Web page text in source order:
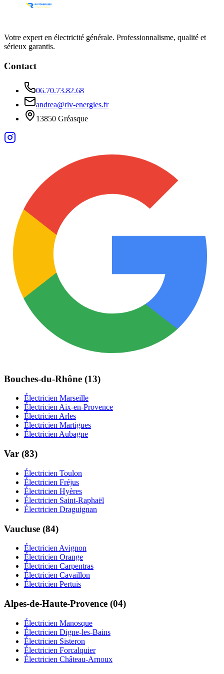
Votre expert en électricité générale. Professionnalisme, qualité et
sérieux garantis.
Contact
06.70.73.82.68
andrea@riv-energies.fr
13850 Gréasque
Bouches-du-Rhône (13)
Électricien Marseille
Électricien Aix-en-Provence
Électricien Arles
Électricien Martigues
Électricien Aubagne
Var (83)
Électricien Toulon
Électricien Fréjus
Électricien Hyères
Électricien Saint-Raphaël
Électricien Draguignan
Vaucluse (84)
Électricien Avignon
Électricien Orange
Électricien Carpentras
Électricien Cavaillon
Électricien Pertuis
Alpes-de-Haute-Provence (04)
Électricien Manosque
Électricien Digne-les-Bains
Électricien Sisteron
Électricien Forcalquier
Électricien Château-Arnoux